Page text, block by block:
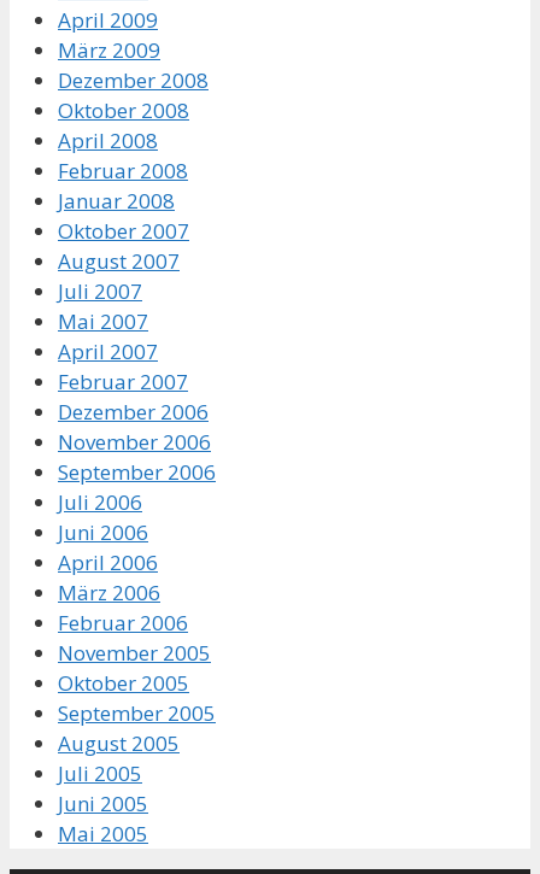
April 2009
März 2009
Dezember 2008
Oktober 2008
April 2008
Februar 2008
Januar 2008
Oktober 2007
August 2007
Juli 2007
Mai 2007
April 2007
Februar 2007
Dezember 2006
November 2006
September 2006
Juli 2006
Juni 2006
April 2006
März 2006
Februar 2006
November 2005
Oktober 2005
September 2005
August 2005
Juli 2005
Juni 2005
Mai 2005